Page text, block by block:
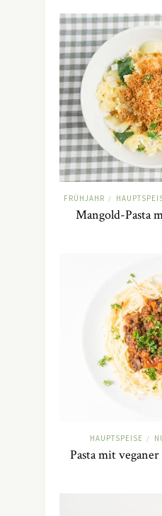
FRÜHJAHR /
Mangold-Pasta
HAUPTSPEISE /
Pasta mit